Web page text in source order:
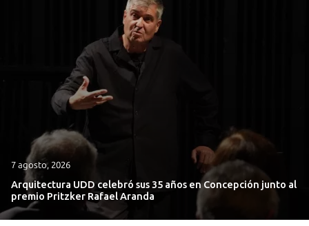
7 agosto, 2026
Arquitectura UDD celebró sus 35 años en Concepción junto al
premio Pritzker Rafael Aranda